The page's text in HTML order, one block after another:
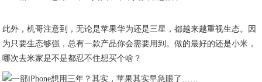
此外，机哥注意到，无论是苹果华为还是三星，都越来越重视生态。因
为只要生态够强，总有一款产品你会需要用到。做的最好的还是小米，
哪次去米家是不是都忍不住想买个啥？